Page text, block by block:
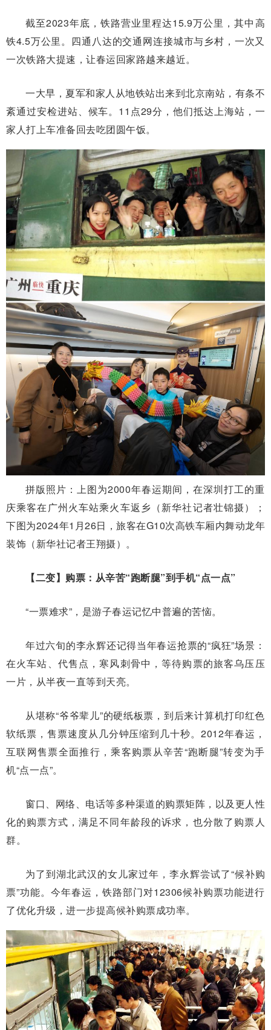
截至2023年底，铁路营业里程达15.9万公里，其中高
铁4.5万公里。四通八达的交通网连接城市与乡村，一次又
一次铁路大提速，让春运回家路越来越近。
一大早，夏军和家人从地铁站出来到北京南站，有条不
紊通过安检进站、候车。11点29分，他们抵达上海站，一
家人打上车准备回去吃团圆午饭。
拼版照片：上图为2000年春运期间，在深圳打工的重
庆乘客在广州火车站乘火车返乡（新华社记者壮锦摄）；
下图为2024年1月26日，旅客在G10次高铁车厢内舞动龙年
装饰（新华社记者王翔摄）。
【二变】购票：从辛苦“跑断腿”到手机“点一点”
“一票难求”，是游子春运记忆中普遍的苦恼。
年过六旬的李永辉还记得当年春运抢票的“疯狂”场景：
在火车站、代售点，寒风刺骨中，等待购票的旅客乌压压
一片，从半夜一直等到天亮。
从堪称“爷爷辈儿”的硬纸板票，到后来计算机打印红色
软纸票，售票速度从几分钟压缩到几十秒。2012年春运，
互联网售票全面推行，乘客购票从辛苦“跑断腿”转变为手
机“点一点”。
窗口、网络、电话等多种渠道的购票矩阵，以及更人性
化的购票方式，满足不同年龄段的诉求，也分散了购票人
群。
为了到湖北武汉的女儿家过年，李永辉尝试了“候补购
票”功能。今年春运，铁路部门对12306候补购票功能进行
了优化升级，进一步提高候补购票成功率。